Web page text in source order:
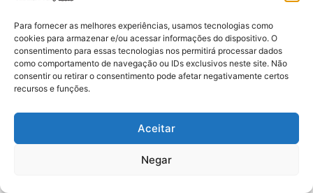
Para fornecer as melhores experiências, usamos tecnologias como
cookies para armazenar e/ou acessar informações do dispositivo. O
consentimento para essas tecnologias nos permitirá processar dados
como comportamento de navegação ou IDs exclusivos neste site. Não
consentir ou retirar o consentimento pode afetar negativamente certos
recursos e funções.
Aceitar
Negar
Eleições 2026: procuradores e